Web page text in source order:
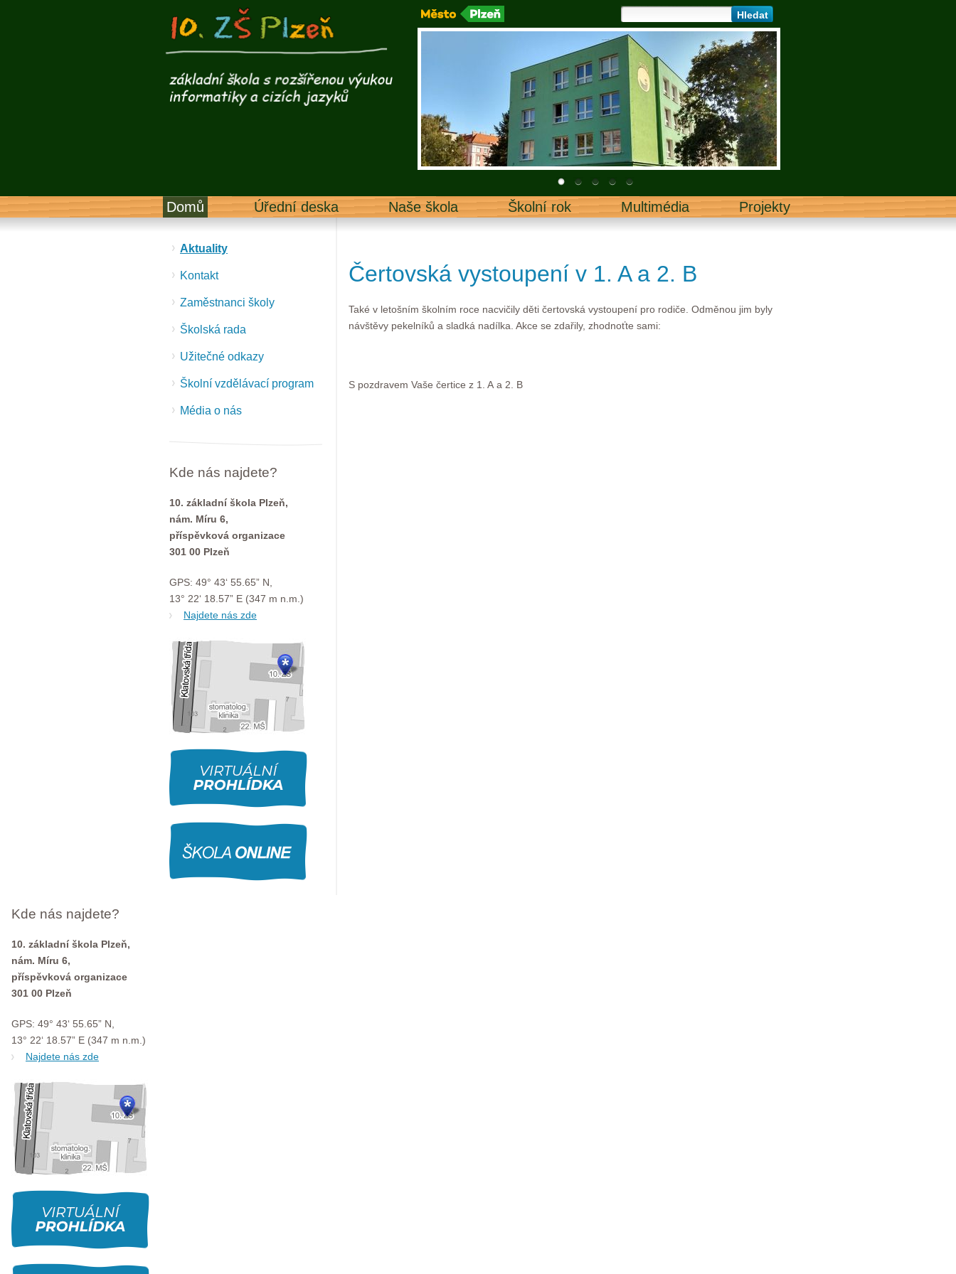
Domů Úřední deska Naše škola Školní rok Multimédia Projekty
Aktuality
Kontakt
Zaměstnanci školy
Školská rada
Užitečné odkazy
Školní vzdělávací program
Média o nás
Kde nás najdete?
10. základní škola Plzeň,
nám. Míru 6,
příspěvková organizace
301 00 Plzeň
GPS: 49° 43‘ 55.65” N,
13° 22‘ 18.57” E (347 m n.m.)
Najdete nás zde
Čertovská vystoupení v 1. A a 2. B
Také v letošním školním roce nacvičily děti čertovská vystoupení pro rodiče. Odměnou jim byly
návštěvy pekelníků a sladká nadílka. Akce se zdařily, zhodnoťte sami:
S pozdravem Vaše čertice z 1. A a 2. B
Kde nás najdete?
10. základní škola Plzeň,
nám. Míru 6,
příspěvková organizace
301 00 Plzeň
GPS: 49° 43‘ 55.65” N,
13° 22‘ 18.57” E (347 m n.m.)
Najdete nás zde